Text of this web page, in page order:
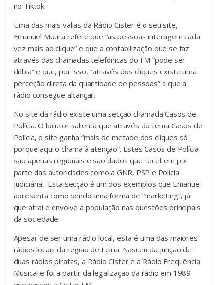
no Tiktok.
Uma das mais valias da Rádio Cister é o seu site,
Emanuel Moura refere que “as pessoas interagem cada
vez mais ao clique” e que a contabilização que se faz
através das chamadas telefónicas do FM “pode ser
dúbia” e que, por isso, “através dos cliques existe uma
perceção direta da quantidade de pessoas” a que a
rádio consegue alcançar.
No site da rádio existe uma secção chamada Casos de
Polícia. O locutor salienta que através do tema Casos de
Polícia, o site ganha “mais de metade dos cliques só
porque aquilo chama à atenção”. Estes Casos de Polícia
são apenas regionais e são dados que recebem por
parte das autoridades como a GNR, PSP e Polícia
Judiciária. Esta secção é um dos exemplos que Emanuel
apresenta como sendo uma forma de “marketing”, já
que atrai e envolve a população nas questões principais
da sociedade.
Apesar de ser uma rádio local, esta é uma das maiores
rádios locais da região de Leiria. Nasceu da junção de
duas rádios piratas, a Rádio Cister e a Rádio Frequência
Musical e foi a partir da legalização da rádio em 1989